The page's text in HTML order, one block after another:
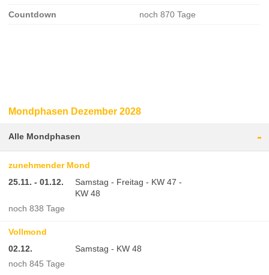
Countdown noch 870 Tage
Mondphasen Dezember 2028
Alle Mondphasen -
zunehmender Mond
25.11. - 01.12.
Samstag - Freitag - KW 47 -
KW 48
noch 838 Tage
Vollmond
02.12.
Samstag - KW 48
noch 845 Tage